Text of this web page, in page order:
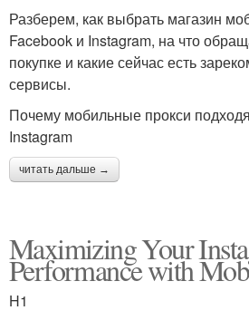
Разберем, как выбрать магазин
Facebook и Instagram, на что
покупке и какие сейчас есть
сервисы.
Почему мобильные прокси
Instagram
читать дальше →
Maximizing Your
Performance with
H1